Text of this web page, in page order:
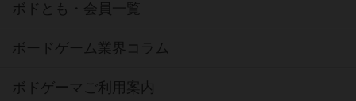
ボドとも・会員一覧
ボードゲーム業界コラム
ボドゲーマご利用案内